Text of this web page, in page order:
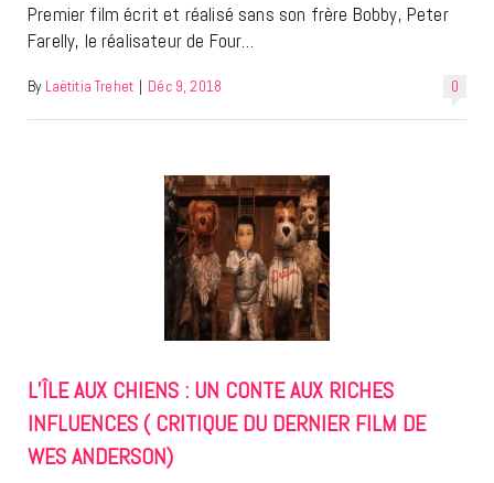
Premier film écrit et réalisé sans son frère Bobby, Peter
Farelly, le réalisateur de Four…
0
By Laëtitia Trehet | Déc 9, 2018
L’ÎLE AUX CHIENS : UN CONTE AUX RICHES
INFLUENCES ( CRITIQUE DU DERNIER FILM DE
WES ANDERSON)